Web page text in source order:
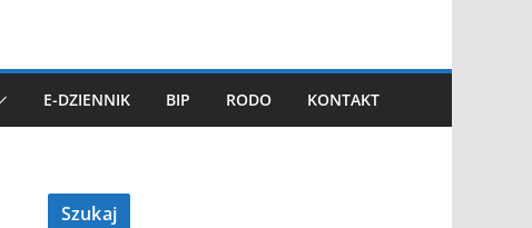
E-DZIENNIK BIP RODO KONTAKT
Szukaj